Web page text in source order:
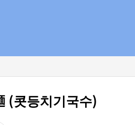
(콧등치기국수)